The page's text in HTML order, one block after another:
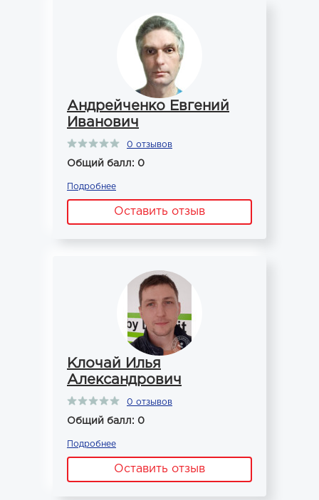
Андрейченко Евгений
Иванович
0 отзывов
Общий балл: 0
Подробнее
Оставить отзыв
Клочай Илья
Александрович
0 отзывов
Общий балл: 0
Подробнее
Оставить отзыв